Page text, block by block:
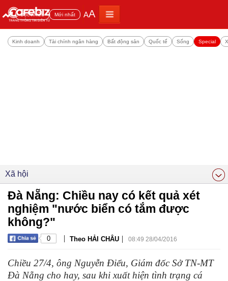
Đọc nhiều Mới nhất AA
Kinh doanh Tài chính ngân hàng Bất động sản Quốc tế Sống Special
Xã hội
Đà Nẵng: Chiều nay có kết quả xét
nghiệm "nước biển có tắm được
không?"
0 | Theo HẢI CHÂU | 08:49 28/04/2016
Chiều 27/4, ông Nguyễn Điểu, Giám đốc Sở TN-MT
Đà Nẵng cho hay, sau khi xuất hiện tình trạng cá